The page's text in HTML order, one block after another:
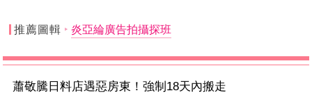
推薦圖輯 炎亞綸廣告拍攝探班
蕭敬騰日料店遇惡房東！強制18天內搬走